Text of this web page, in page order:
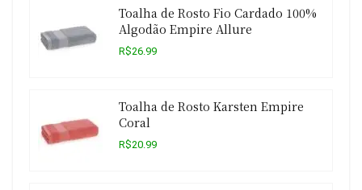
Toalha de Rosto Fio Cardado 100%
Algodão Empire Allure
R$26.99
Toalha de Rosto Karsten Empire
Coral
R$20.99